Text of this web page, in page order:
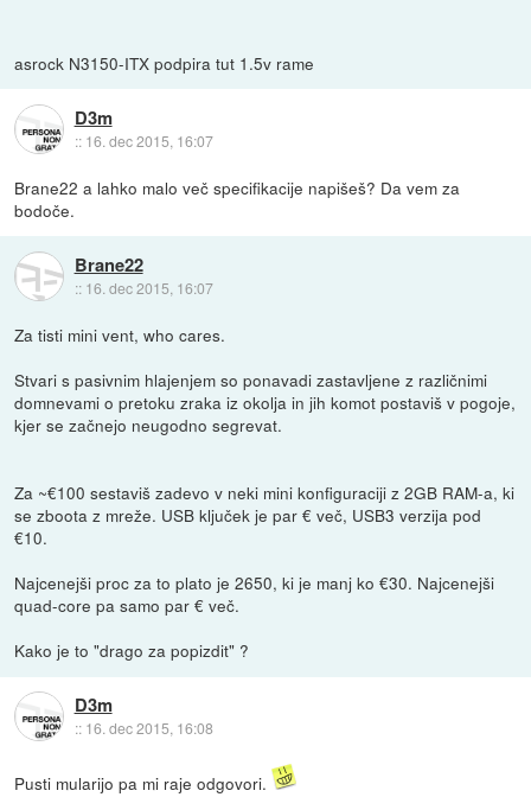
asrock N3150-ITX podpira tut 1.5v rame
D3m
:: 16. dec 2015, 16:07
Brane22 a lahko malo več specifikacije napišeš? Da vem za
bodoče.
Brane22
:: 16. dec 2015, 16:07
Za tisti mini vent, who cares.
Stvari s pasivnim hlajenjem so ponavadi zastavljene z različnimi
domnevami o pretoku zraka iz okolja in jih komot postaviš v pogoje,
kjer se začnejo neugodno segrevat.
Za ~€100 sestaviš zadevo v neki mini konfiguraciji z 2GB RAM-a, ki
se zboota z mreže. USB ključek je par € več, USB3 verzija pod
€10.
Najcenejši proc za to plato je 2650, ki je manj ko €30. Najcenejši
quad-core pa samo par € več.
Kako je to "drago za popizdit" ?
D3m
:: 16. dec 2015, 16:08
Pusti mularijo pa mi raje odgovori.